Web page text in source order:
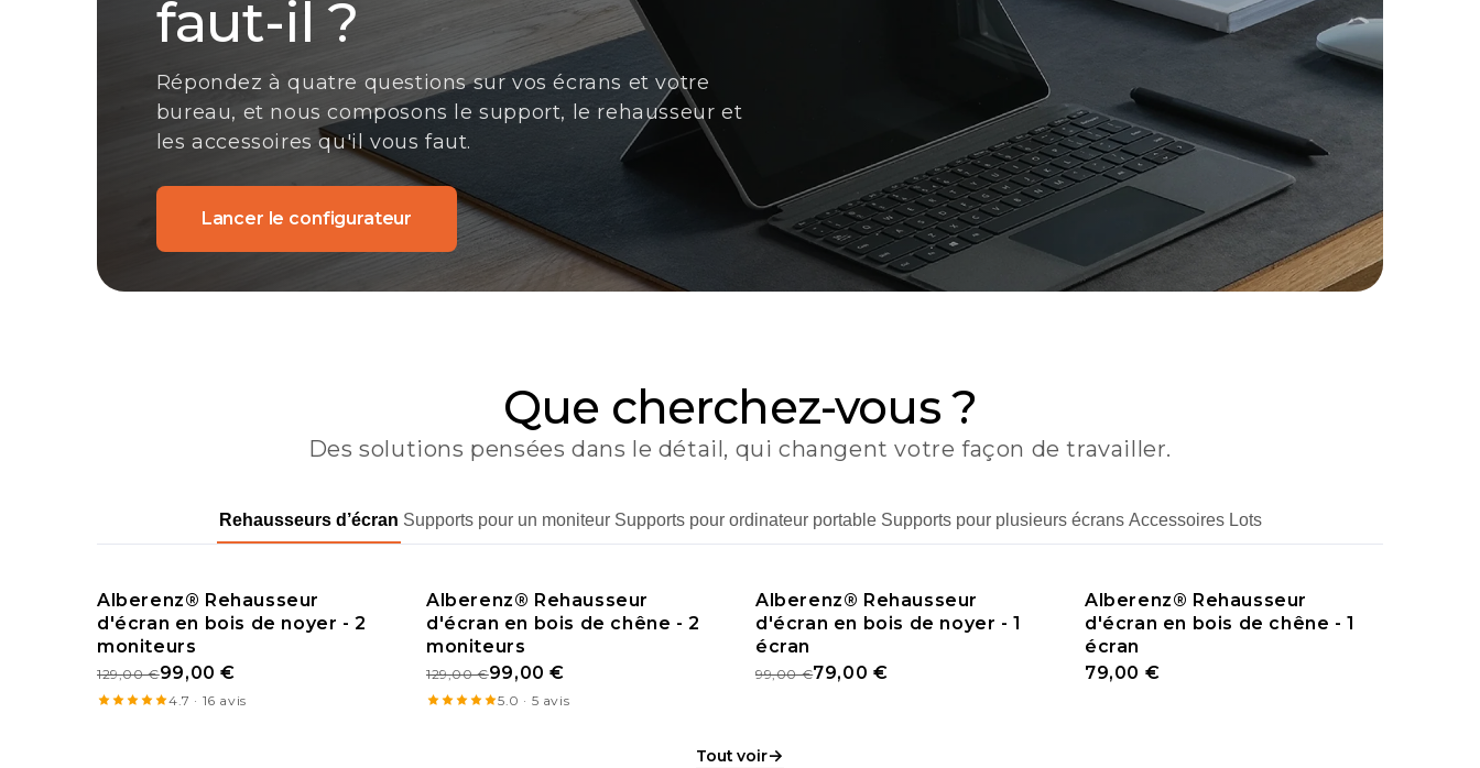
faut-il ?
Répondez à quatre questions sur vos écrans et votre
bureau, et nous composons le support, le rehausseur et
les accessoires qu'il vous faut.
Lancer le configurateur
Que cherchez-vous ?
Des solutions pensées dans le détail, qui changent votre façon de travailler.
Rehausseurs d’écran Supports pour un moniteur Supports pour ordinateur portable Supports pour plusieurs écrans Accessoires Lots
PROMO
Alberenz® Rehausseur
d'écran en bois de noyer - 2
moniteurs
129,00 €99,00 €
4.7 · 16 avis
PROMO
Alberenz® Rehausseur
d'écran en bois de chêne - 2
moniteurs
129,00 €99,00 €
5.0 · 5 avis
PROMO
Alberenz® Rehausseur
d'écran en bois de noyer - 1
écran
99,00 €79,00 €
Alberenz® Rehausseur
d'écran en bois de chêne - 1
écran
79,00 €
Tout voir→